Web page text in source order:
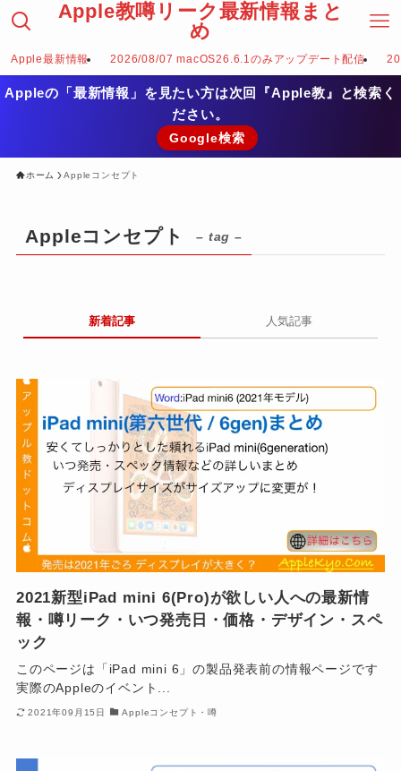
Apple教噂リーク最新情報まと
め
Apple最新情報 2026/08/07 macOS26.6.1のみアップデート配信
Appleの「最新情報」を見たい方は次回『Apple教』と検索く
ださい。
Google検索
ホーム Appleコンセプト
Appleコンセプト – tag –
新着記事 人気記事
2021新型iPad mini 6(Pro)が欲しい人への最新情
報・噂リーク・いつ発売日・価格・デザイン・スペ
ック
このページは「iPad mini 6」の製品発表前の情報ページです
実際のAppleのイベント...
2021年09月15日 Appleコンセプト・噂